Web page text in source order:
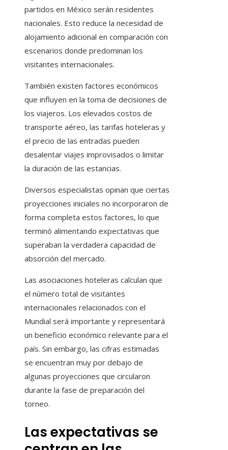
partidos en México serán residentes
nacionales. Esto reduce la necesidad de
alojamiento adicional en comparación con
escenarios donde predominan los
visitantes internacionales.
También existen factores económicos
que influyen en la toma de decisiones de
los viajeros. Los elevados costos de
transporte aéreo, las tarifas hoteleras y
el precio de las entradas pueden
desalentar viajes improvisados o limitar
la duración de las estancias.
Diversos especialistas opinan que ciertas
proyecciones iniciales no incorporaron de
forma completa estos factores, lo que
terminó alimentando expectativas que
superaban la verdadera capacidad de
absorción del mercado.
Las asociaciones hoteleras calculan que
el número total de visitantes
internacionales relacionados con el
Mundial será importante y representará
un beneficio económico relevante para el
país. Sin embargo, las cifras estimadas
se encuentran muy por debajo de
algunas proyecciones que circularon
durante la fase de preparación del
torneo.
Las expectativas se